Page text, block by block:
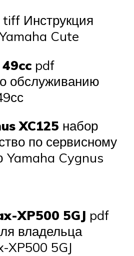
tiff Инструкция
Cute
pdf
обслуживанию
XC125 набор
по сервисному
Yamaha Cygnus
XP500 5GJ pdf
владельца
XP500 5GJ